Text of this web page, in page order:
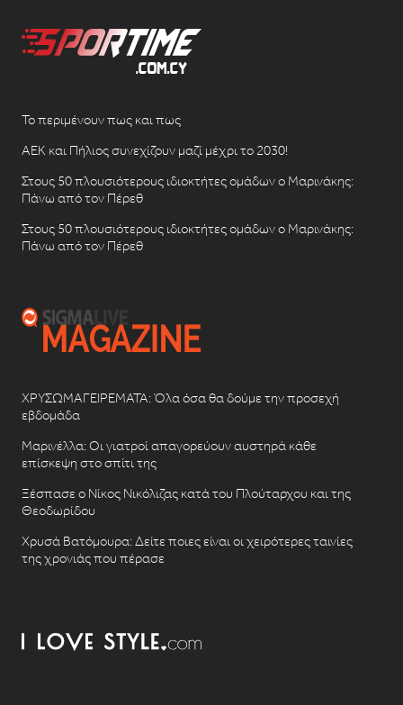
Το περιμένουν πως και πως
ΑΕΚ και Πήλιος συνεχίζουν μαζί μέχρι το 2030!
Στους 50 πλουσιότερους ιδιοκτήτες ομάδων ο Μαρινάκης:
Πάνω από τον Πέρεθ
Στους 50 πλουσιότερους ιδιοκτήτες ομάδων ο Μαρινάκης:
Πάνω από τον Πέρεθ
ΧΡΥΣΩΜΑΓΕΙΡΕΜΑΤΑ: Όλα όσα θα δούμε την προσεχή
εβδομάδα
Μαρινέλλα: Οι γιατροί απαγορεύουν αυστηρά κάθε
επίσκεψη στο σπίτι της
Ξέσπασε ο Νίκος Νικόλιζας κατά του Πλούταρχου και της
Θεοδωρίδου
Χρυσά Βατόμουρα: Δείτε ποιες είναι οι χειρότερες ταινίες
της χρονιάς που πέρασε